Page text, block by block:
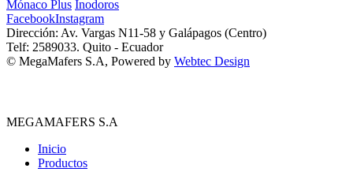
Mónaco Plus Inodoros
FacebookInstagram
Dirección: Av. Vargas N11-58 y Galápagos (Centro)
Telf: 2589033. Quito - Ecuador
© MegaMafers S.A, Powered by Webtec Design
MEGAMAFERS S.A
Inicio
Productos